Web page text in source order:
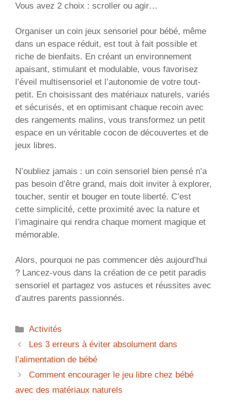
Vous avez 2 choix : scroller ou agir…
Organiser un coin jeux sensoriel pour bébé, même
dans un espace réduit, est tout à fait possible et
riche de bienfaits. En créant un environnement
apaisant, stimulant et modulable, vous favorisez
l’éveil multisensoriel et l’autonomie de votre tout-
petit. En choisissant des matériaux naturels, variés
et sécurisés, et en optimisant chaque recoin avec
des rangements malins, vous transformez un petit
espace en un véritable cocon de découvertes et de
jeux libres.
N’oubliez jamais : un coin sensoriel bien pensé n’a
pas besoin d’être grand, mais doit inviter à explorer,
toucher, sentir et bouger en toute liberté. C’est
cette simplicité, cette proximité avec la nature et
l’imaginaire qui rendra chaque moment magique et
mémorable.
Alors, pourquoi ne pas commencer dès aujourd’hui
? Lancez-vous dans la création de ce petit paradis
sensoriel et partagez vos astuces et réussites avec
d’autres parents passionnés.
Catégories
Activités
Les 3 erreurs à éviter absolument dans
l’alimentation de bébé
Comment encourager le jeu libre chez bébé
avec des matériaux naturels